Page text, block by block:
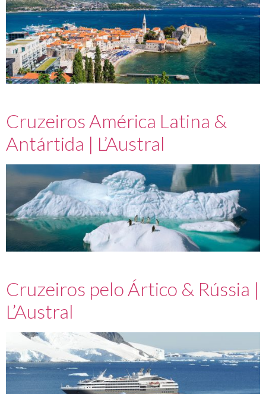
Cruzeiros América Latina &
Antártida | L’Austral
Cruzeiros pelo Ártico & Rússia |
L’Austral